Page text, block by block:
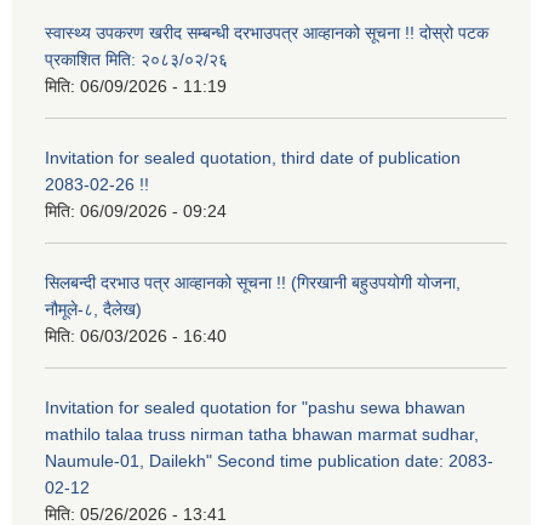
स्वास्थ्य उपकरण खरीद सम्बन्धी दरभाउपत्र आव्हानको सूचना !! दोस्रो पटक
प्रकाशित मिति: २०८३/०२/२६
मिति: 06/09/2026 - 11:19
Invitation for sealed quotation, third date of publication
2083-02-26 !!
मिति: 06/09/2026 - 09:24
सिलबन्दी दरभाउ पत्र आव्हानको सूचना !! (गिरखानी बहुउपयोगी योजना,
नौमूले-८, दैलेख)
मिति: 06/03/2026 - 16:40
Invitation for sealed quotation for "pashu sewa bhawan
mathilo talaa truss nirman tatha bhawan marmat sudhar,
Naumule-01, Dailekh" Second time publication date: 2083-
02-12
मिति: 05/26/2026 - 13:41